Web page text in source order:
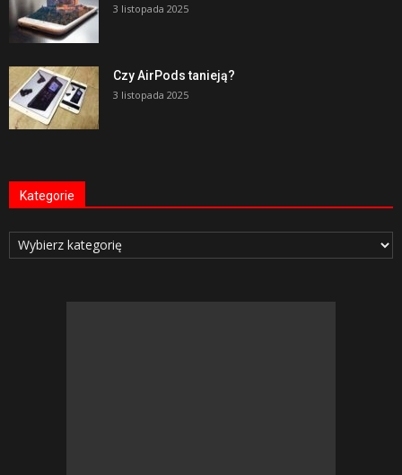
3 listopada 2025
Czy AirPods tanieją?
3 listopada 2025
Kategorie
Kategorie